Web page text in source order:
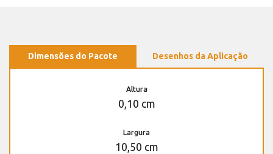
Dimensões do Pacote Desenhos da Aplicação
Altura
0,10 cm
Largura
10,50 cm